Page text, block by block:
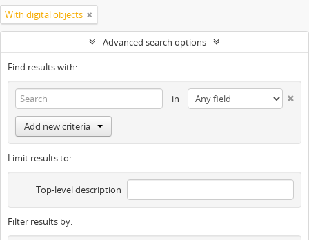
With digital objects
Advanced search options
Find results with:
in
Add new criteria
Limit results to:
Top-level description
Filter results by: